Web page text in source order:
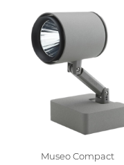
Museo Compact